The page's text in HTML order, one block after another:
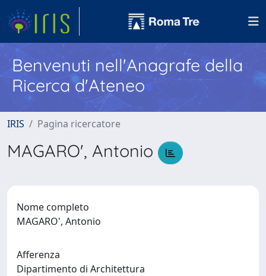
Benvenuti nell'Anagrafe della
Ricerca d'Ateneo
IRIS Pagina ricercatore
MAGARO', Antonio
Nome completo
MAGARO', Antonio
Afferenza
Dipartimento di Architettura